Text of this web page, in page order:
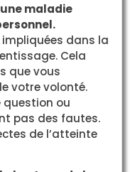
maladie
dans la
Cela
que vous
votre volonté.
question ou
pas des fautes.
de l’atteinte